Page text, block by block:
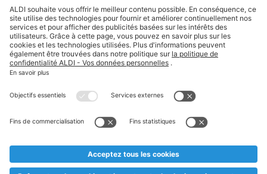
Suivez ALDI Belgique
Textes marqués d'un astérisque et mentions légales
* Nous vendons ces articles temporairement et jusqu'à
au cas où, malgré le planning bien étudié, nous serions
prématurément en rupture de stock. Prix Recupel et TVA incl.
** Sur ce site, l’utilisation de la forme masculine a été adoptée